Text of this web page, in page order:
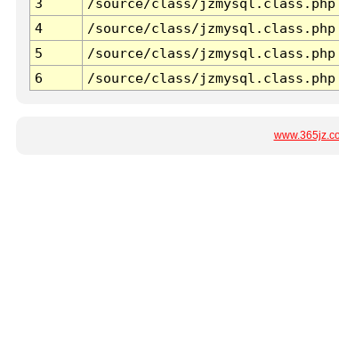
3
/source/class/jzmysql.class.php
4
/source/class/jzmysql.class.php
5
/source/class/jzmysql.class.php
6
/source/class/jzmysql.class.php